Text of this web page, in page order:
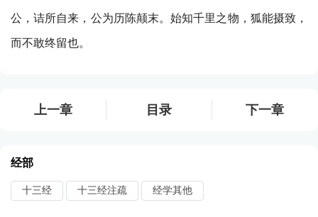
公，诘所自来，公为历陈颠末。始知千里之物，狐能摄致，
而不敢终留也。
上一章 目录 下一章
经部
十三经 十三经注疏 经学其他